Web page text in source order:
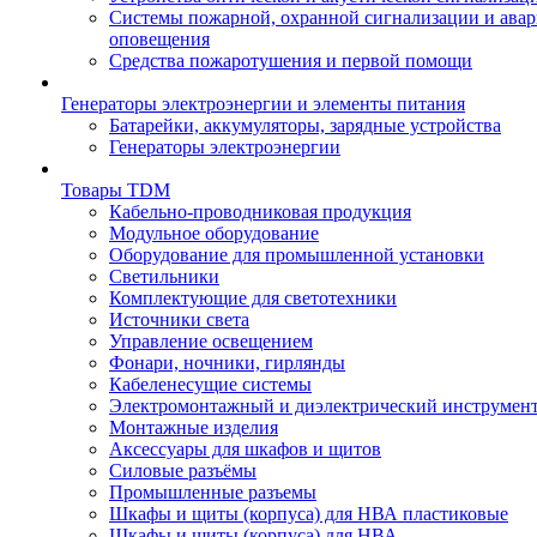
Системы пожарной, охранной сигнализации и
оповещения
Средства пожаротушения и первой помощи
Генераторы электроэнергии и элементы питания
Батарейки, аккумуляторы, зарядные устройства
Генераторы электроэнергии
Товары TDM
Кабельно-проводниковая продукция
Модульное оборудование
Оборудование для промышленной установки
Светильники
Комплектующие для светотехники
Источники света
Управление освещением
Фонари, ночники, гирлянды
Кабеленесущие системы
Электромонтажный и диэлектрический
Монтажные изделия
Аксессуары для шкафов и щитов
Силовые разъёмы
Промышленные разъемы
Шкафы и щиты (корпуса) для НВА пластиковые